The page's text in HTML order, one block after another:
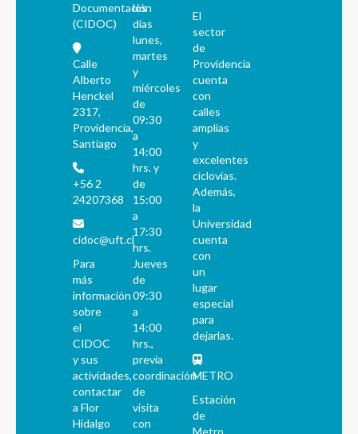
Documentación
(CIDOC)
Calle
Alberto
Henckel
2317,
Providencia,
Santiago
+56 2
24207368
cidoc@uft.cl
Para
más
información
sobre
el
CIDOC
y sus
actividades,
contactar
a Flor
Hidalgo
los
días
lunes,
martes
y
miércoles
de
09:30
a
14:00
hrs. y
de
15:00
a
17:30
hrs.
Jueves
de
09:30
a
14:00
hrs.,
previa
coordinación
de
visita
con
El
sector
de
Providencia
cuenta
con
calles
amplias
y
excelentes
ciclovías.
Además,
la
Universidad
cuenta
con
un
lugar
especial
para
dejarlas.
METRO
Estación
de
Metro